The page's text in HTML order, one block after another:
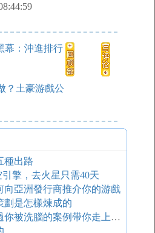
幕：沖進排行
？土豪游戲公
種出路
擎，去火星只需40天
向亞洲發行商推介你的游戲
劃是怎樣煉成的
什么是軟文營銷？通過你被洗腦的案例帶你走上營銷之巔